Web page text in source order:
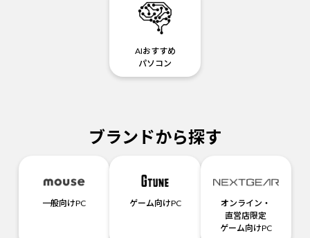
AIおすすめ
パソコン
ブランドから探す
一般向けPC ゲーム向けPC
オンライン・
直営店限定
ゲーム向けPC